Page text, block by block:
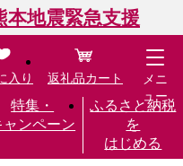
本地震緊急支援
特集・
ャンペーン
ふるさと納税
を
はじめる
入り 返礼品カート
メニ
ュー